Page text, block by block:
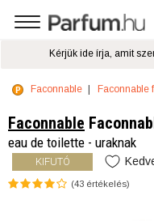
Faconnable Faconnable
Faconnable
eau de toilette - uraknak
KIFUTÓ
(43 értékelés)